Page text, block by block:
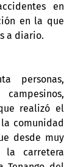
en
en la que
a diario.
personas,
realizó el
comunidad
desde muy
la carretera